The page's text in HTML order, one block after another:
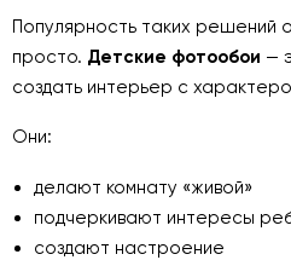
Популярность таких решений
просто. Детские фотообои —
создать интерьер с
Они:
делают комнату «живой»
подчеркивают интересы
создают настроение